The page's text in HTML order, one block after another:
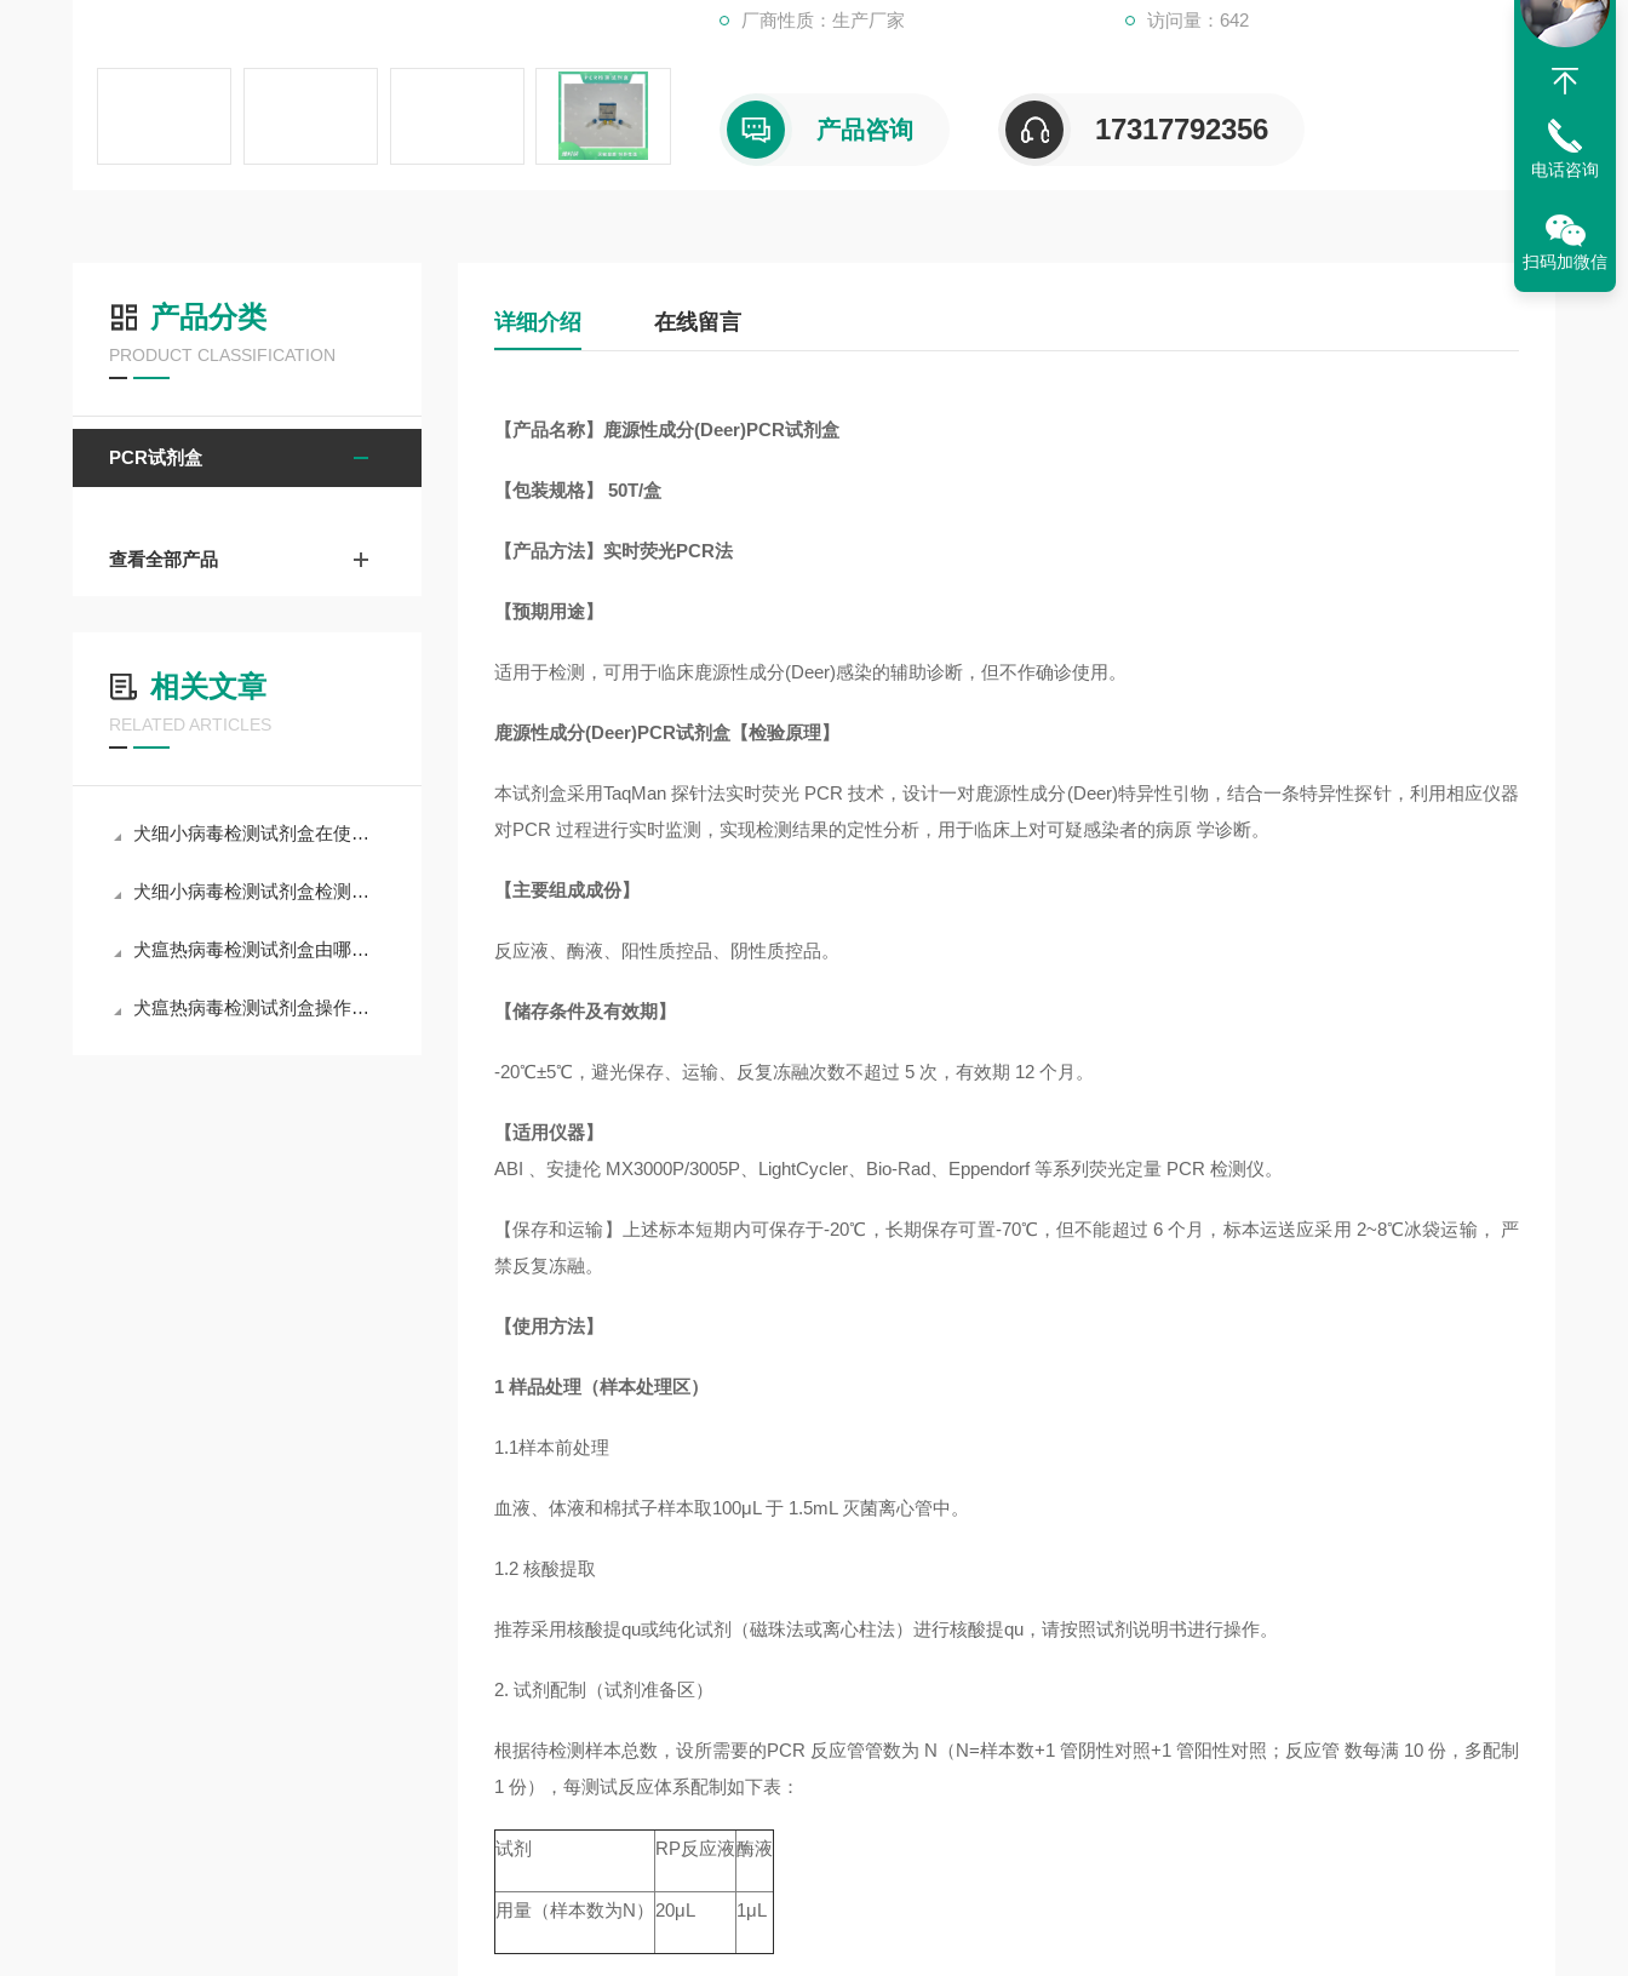
厂商性质：生产厂家 访问量：642
产品咨询 17317792356
产品分类
PRODUCT CLASSIFICATION
PCR试剂盒
查看全部产品
相关文章
RELATED ARTICLES
犬细小病毒检测试剂盒在使用中可能会遇到一些常见问题
犬细小病毒检测试剂盒检测结果的判读
犬瘟热病毒检测试剂盒由哪些部分组成？
犬瘟热病毒检测试剂盒操作注意事项
详细介绍 在线留言
【产品名称】鹿源性成分(Deer)PCR试剂盒
【包装规格】 50T/盒
【产品方法】实时荧光PCR法
【预期用途】
适用于检测，可用于临床鹿源性成分(Deer)感染的辅助诊断，但不作确诊使用。
鹿源性成分(Deer)PCR试剂盒【检验原理】
本试剂盒采用TaqMan 探针法实时荧光 PCR 技术，设计一对鹿源性成分(Deer)特异性引物，结合一条特异性探针，利用相应仪器
对PCR 过程进行实时监测，实现检测结果的定性分析，用于临床上对可疑感染者的病原 学诊断。
【主要组成成份】
反应液、酶液、阳性质控品、阴性质控品。
【储存条件及有效期】
-20℃±5℃，避光保存、运输、反复冻融次数不超过 5 次，有效期 12 个月。
【适用仪器】
ABI 、安捷伦 MX3000P/3005P、LightCycler、Bio-Rad、Eppendorf 等系列荧光定量 PCR 检测仪。
【保存和运输】上述标本短期内可保存于-20℃，长期保存可置-70℃，但不能超过 6 个月，标本运送应采用 2~8℃冰袋运输， 严
禁反复冻融。
【使用方法】
1 样品处理（样本处理区）
1.1样本前处理
血液、体液和棉拭子样本取100μL 于 1.5mL 灭菌离心管中。
1.2 核酸提取
推荐采用核酸提qu或纯化试剂（磁珠法或离心柱法）进行核酸提qu，请按照试剂说明书进行操作。
2. 试剂配制（试剂准备区）
根据待检测样本总数，设所需要的PCR 反应管管数为 N（N=样本数+1 管阴性对照+1 管阳性对照；反应管 数每满 10 份，多配制
1 份），每测试反应体系配制如下表：
试剂 RP反应液酶液
用量（样本数为N） 20μL 1μL
电话咨询
扫码加微信